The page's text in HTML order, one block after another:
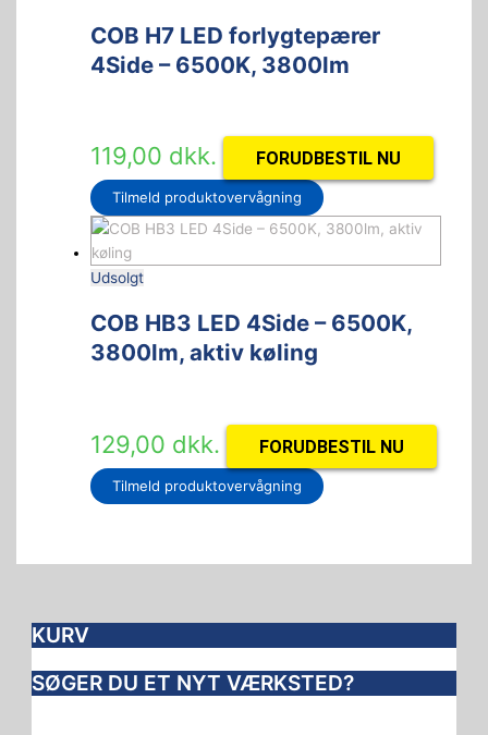
COB H7 LED forlygtepærer
4Side – 6500K, 3800lm
119,00 dkk. FORUDBESTIL NU
Tilmeld produktovervågning
Udsolgt
COB HB3 LED 4Side – 6500K,
3800lm, aktiv køling
129,00 dkk. FORUDBESTIL NU
Tilmeld produktovervågning
KURV
SØGER DU ET NYT VÆRKSTED?